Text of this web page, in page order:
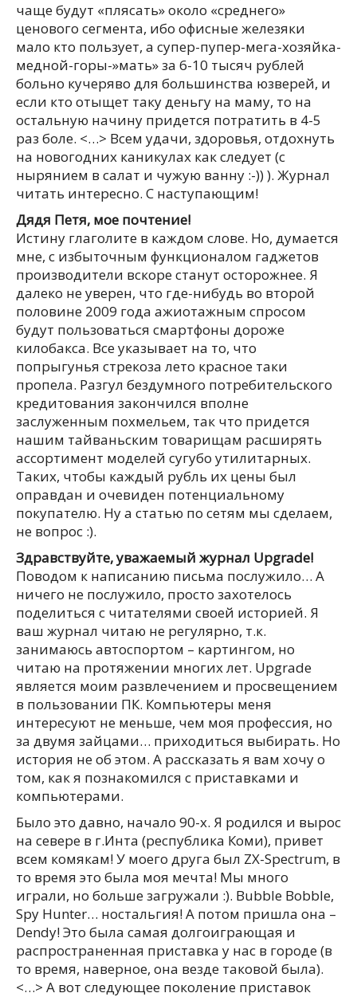
чаще будут «плясать» около «среднего»
ценового сегмента, ибо офисные железяки
мало кто пользует, а супер-пупер-мега-хозяйка-
медной-горы-»мать» за 6-10 тысяч рублей
больно кучеряво для большинства юзверей, и
если кто отыщет таку деньгу на маму, то на
остальную начину придется потратить в 4-5
раз боле. <…> Всем удачи, здоровья, отдохнуть
на новогодних каникулах как следует (с
нырянием в салат и чужую ванну :-)) ). Журнал
читать интересно. С наступающим!
Дядя Петя, мое почтение!
Истину глаголите в каждом слове. Но, думается
мне, с избыточным функционалом гаджетов
производители вскоре станут осторожнее. Я
далеко не уверен, что где-нибудь во второй
половине 2009 года ажиотажным спросом
будут пользоваться смартфоны дороже
килобакса. Все указывает на то, что
попрыгунья стрекоза лето красное таки
пропела. Разгул бездумного потребительского
кредитования закончился вполне
заслуженным похмельем, так что придется
нашим тайваньским товарищам расширять
ассортимент моделей сугубо утилитарных.
Таких, чтобы каждый рубль их цены был
оправдан и очевиден потенциальному
покупателю. Ну а статью по сетям мы сделаем,
не вопрос :).
Здравствуйте, уважаемый журнал Upgrade!
Поводом к написанию письма послужило… А
ничего не послужило, просто захотелось
поделиться с читателями своей историей. Я
ваш журнал читаю не регулярно, т.к.
занимаюсь автоспортом – картингом, но
читаю на протяжении многих лет. Upgrade
является моим развлечением и просвещением
в пользовании ПК. Компьютеры меня
интересуют не меньше, чем моя профессия, но
за двумя зайцами… приходиться выбирать. Но
история не об этом. А рассказать я вам хочу о
том, как я познакомился с приставками и
компьютерами.
Было это давно, начало 90-х. Я родился и вырос
на севере в г.Инта (республика Коми), привет
всем комякам! У моего друга был ZX-Spectrum, в
то время это была моя мечта! Мы много
играли, но больше загружали :). Bubble Bobble,
Spy Hunter… ностальгия! А потом пришла она –
Dendy! Это была самая долгоиграющая и
распространенная приставка у нас в городе (в
то время, наверное, она везде таковой была).
<…> А вот следующее поколение приставок